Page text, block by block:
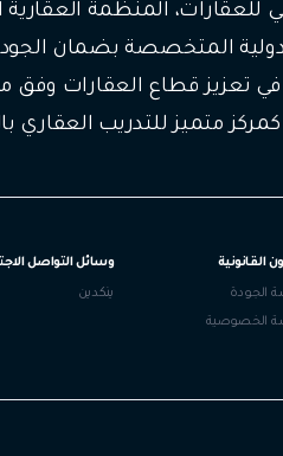
للعقارات، المنظمة
الدولية المتخصصة بضمان
تعزيز قطاع العقارات
متميز للتدريب العقاري
القانونية
الجودة
الخصوصية
وسائل التواصل
ينكدين